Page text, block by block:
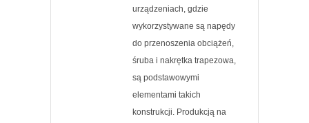
urządzeniach, gdzie
wykorzystywane są napędy
do przenoszenia obciążeń,
śruba i nakrętka trapezowa,
są podstawowymi
elementami takich
konstrukcji. Produkcją na